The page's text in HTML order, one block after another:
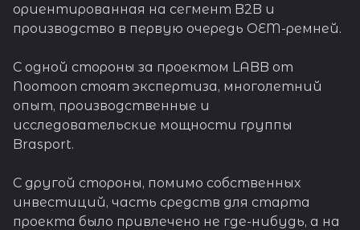
ориентированная на сегмент B2B и
производство в первую очередь OEM-ремней.
С одной стороны за проектом LABB от
Noomoon стоят экспертиза, многолетний
опыт, производственные и
исследовательские мощности группы
Brasport.
С другой стороны, помимо собственных
инвестиций, часть средств для старта
проекта было привлечено не где-нибудь, а на